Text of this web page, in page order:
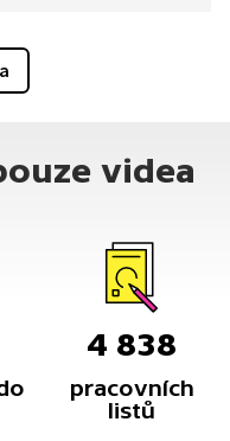
videa
4 838
pracovních
listů